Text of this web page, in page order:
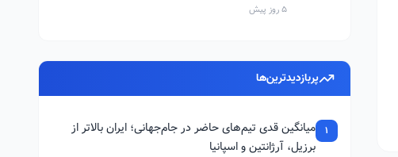
5 روز پیش
پربازدیدترین‌ها
1
میانگین قدی تیم‌های حاضر در جام‌جهانی؛ ایران بالاتر از
برزیل، آرژانتین و اسپانیا